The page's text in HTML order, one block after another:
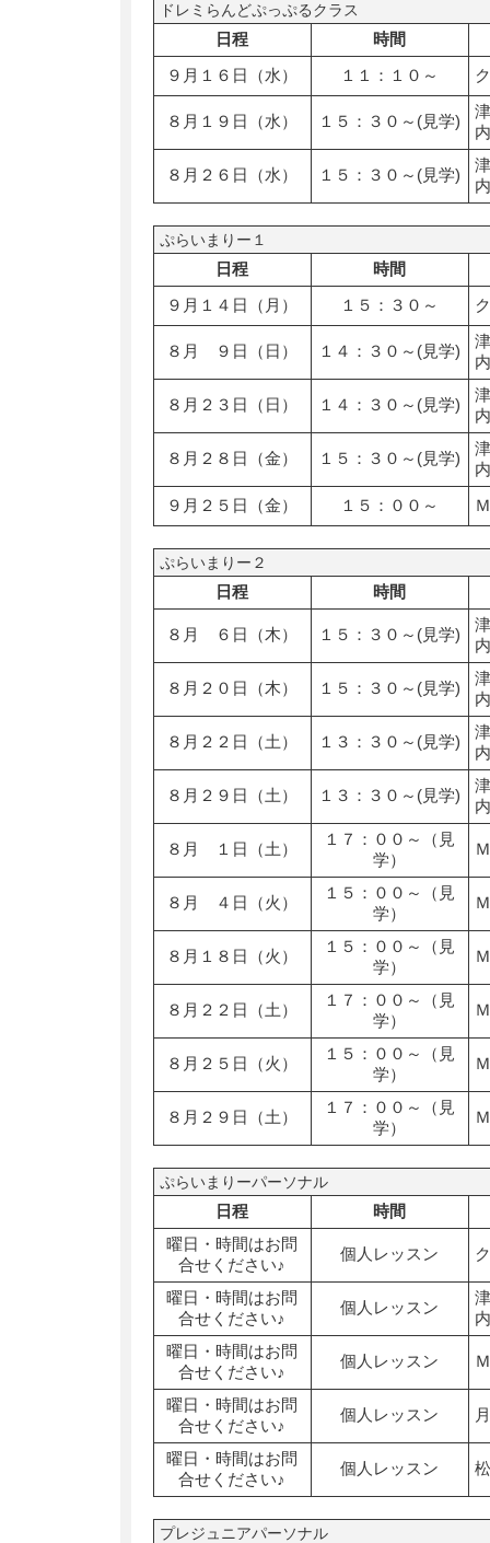
ドレミらんどぷっぷるクラス
日程
時間
９月１６日（水）
１１：１０～
８月１９日（水） １５：３０～(見学)
８月２６日（水） １５：３０～(見学)
ぷらいまりー１
日程
時間
９月１４日（月）
１５：３０～
８月 ９日（日） １４：３０～(見学)
８月２３日（日） １４：３０～(見学)
８月２８日（金） １５：３０～(見学)
９月２５日（金）
１５：００～
ぷらいまりー２
日程 時間
８月 ６日（木） １５：３０～(見学)
８月２０日（木） １５：３０～(見学)
８月２２日（土） １３：３０～(見学)
８月２９日（土） １３：３０～(見学)
８月 １日（土）
１７：００～（見
学）
８月 ４日（火）
１５：００～（見
学）
８月１８日（火）
１５：００～（見
学）
８月２２日（土）
１７：００～（見
学）
８月２５日（火）
１５：００～（見
学）
８月２９日（土）
１７：００～（見
学）
ぷらいまりーパーソナル
日程
時間
曜日・時間はお問
合せください♪
個人レッスン
曜日・時間はお問
合せください♪
個人レッスン
曜日・時間はお問
合せください♪
個人レッスン
曜日・時間はお問
合せください♪
個人レッスン
曜日・時間はお問
合せください♪
個人レッスン
プレジュニアパーソナル